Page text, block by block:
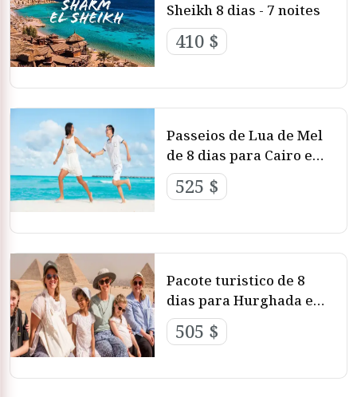
Sheikh 8 dias - 7 noites
410 $
Passeios de Lua de Mel
de 8 dias para Cairo e
Sharm El Sheikh de
ônibus
525 $
Pacote turistico de 8
dias para Hurghada e
Cairo
505 $